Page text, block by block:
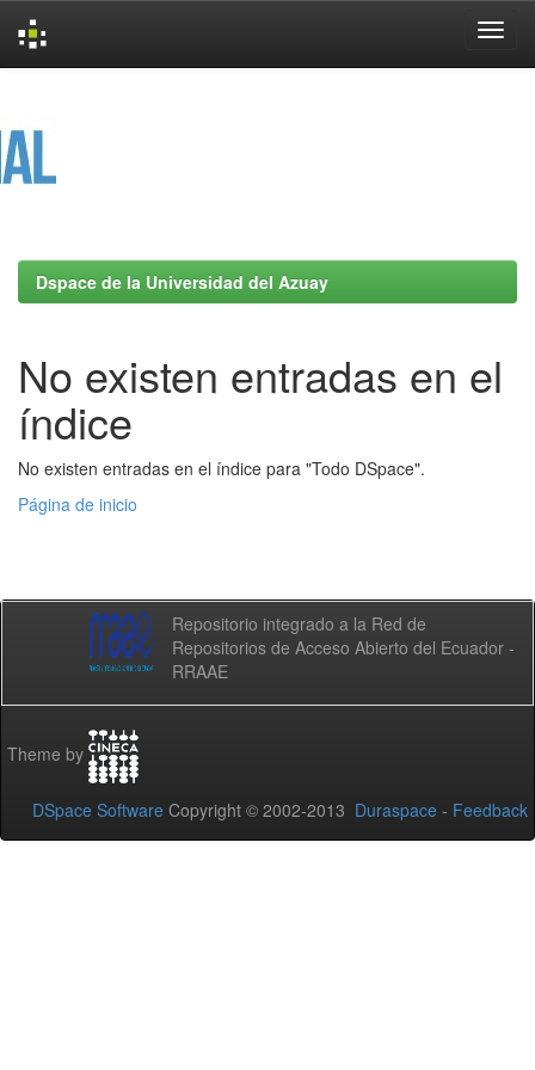
Dspace de la Universidad del Azuay
No existen entradas en el
índice
No existen entradas en el índice para "Todo DSpace".
Página de inicio
Repositorio integrado a la Red de
Repositorios de Acceso Abierto del Ecuador -
RRAAE
Theme by
DSpace Software Copyright © 2002-2013 Duraspace - Feedback